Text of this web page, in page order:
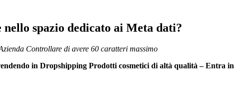
spazio dedicato ai Meta dati?
Controllare di avere 60 caratteri massimo
in Dropshipping Prodotti cosmetici di altà qualità – Entra in